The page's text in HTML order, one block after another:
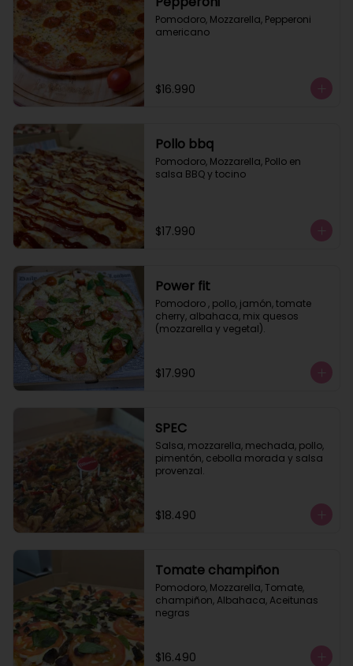
Pomodoro, Mozzarella, Pepperoni
americano
$16.990
Pollo bbq
Pomodoro, Mozzarella, Pollo en
salsa BBQ y tocino
$17.990
Power fit
Pomodoro , pollo, jamón, tomate
cherry, albahaca, mix quesos
(mozzarella y vegetal).
$17.990
SPEC
Salsa, mozzarella, mechada, pollo,
pimentón, cebolla morada y salsa
provenzal.
$18.490
Tomate champiñon
Pomodoro, Mozzarella, Tomate,
champiñon, Albahaca, Aceitunas
negras
$16.490